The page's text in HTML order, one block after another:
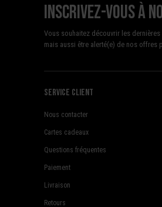
Inscrivez-vous à
Vous souhaitez découvrir les
mais aussi être alerté(e) de nos offres
Service client
Nous contacter
Cartes cadeaux
Questions fréquentes
Paiement
Livraison
Retours